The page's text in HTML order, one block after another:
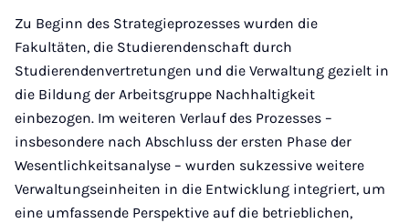
Zu Beginn des Strategieprozesses wurden die
Fakultäten, die Studierendenschaft durch
Studierendenvertretungen und die Verwaltung gezielt in
die Bildung der Arbeitsgruppe Nachhaltigkeit
einbezogen. Im weiteren Verlauf des Prozesses –
insbesondere nach Abschluss der ersten Phase der
Wesentlichkeitsanalyse – wurden sukzessive weitere
Verwaltungseinheiten in die Entwicklung integriert, um
eine umfassende Perspektive auf die betrieblichen,